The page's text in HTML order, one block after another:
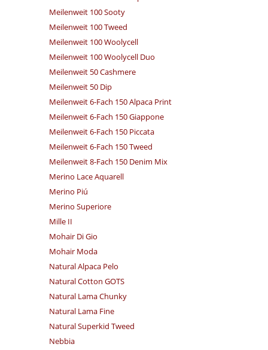
Meilenweit 100 Sooty
Meilenweit 100 Tweed
Meilenweit 100 Woolycell
Meilenweit 100 Woolycell Duo
Meilenweit 50 Cashmere
Meilenweit 50 Dip
Meilenweit 6-Fach 150 Alpaca Print
Meilenweit 6-Fach 150 Giappone
Meilenweit 6-Fach 150 Piccata
Meilenweit 6-Fach 150 Tweed
Meilenweit 8-Fach 150 Denim Mix
Merino Lace Aquarell
Merino Piú
Merino Superiore
Mille II
Mohair Di Gio
Mohair Moda
Natural Alpaca Pelo
Natural Cotton GOTS
Natural Lama Chunky
Natural Lama Fine
Natural Superkid Tweed
Nebbia